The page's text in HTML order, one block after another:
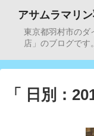
アサムラマリ
東京都羽村市のダ
店」のブログです
「 日別：